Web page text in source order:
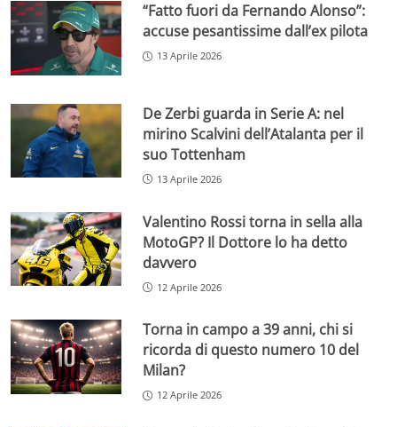
“Fatto fuori da Fernando Alonso”:
accuse pesantissime dall’ex pilota
13 Aprile 2026
De Zerbi guarda in Serie A: nel
mirino Scalvini dell’Atalanta per il
suo Tottenham
13 Aprile 2026
Valentino Rossi torna in sella alla
MotoGP? Il Dottore lo ha detto
davvero
12 Aprile 2026
Torna in campo a 39 anni, chi si
ricorda di questo numero 10 del
Milan?
12 Aprile 2026